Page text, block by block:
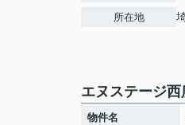
所在地
エヌステージ
物件名